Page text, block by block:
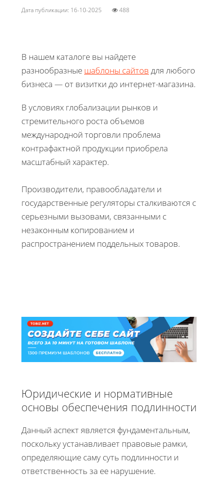
Дата публикации: 16-10-2025 488
В нашем каталоге вы найдете
разнообразные шаблоны сайтов для любого
бизнеса — от визитки до интернет-магазина.
В условиях глобализации рынков и
стремительного роста объемов
международной торговли проблема
контрафактной продукции приобрела
масштабный характер.
Производители, правообладатели и
государственные регуляторы сталкиваются с
серьезными вызовами, связанными с
незаконным копированием и
распространением поддельных товаров.
Юридические и нормативные
основы обеспечения подлинности
Данный аспект является фундаментальным,
поскольку устанавливает правовые рамки,
определяющие саму суть подлинности и
ответственность за ее нарушение.